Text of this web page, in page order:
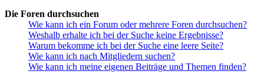
Die Foren durchsuchen
Wie kann ich ein Forum oder mehrere Foren durchsuchen?
Weshalb erhalte ich bei der Suche keine Ergebnisse?
Warum bekomme ich bei der Suche eine leere Seite?
Wie kann ich nach Mitgliedern suchen?
Wie kann ich meine eigenen Beiträge und Themen finden?